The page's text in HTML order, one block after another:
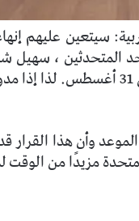
المتحدثين ، سهيل
الرئيس بايدن أنه سيسحب كل قواته
وأن هذا القرار
مزيدًا من